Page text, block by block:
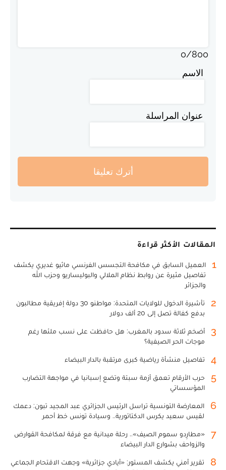
0/800
الاسم
عنوان المراسلة
أترك تعليقا
المقالات الأكثر قراءة
1
العميل السابق في مكافحة التجسس الفرنسي ماثيو غديري يكشف
تفاصيل مثيرة عن روابط نظام الملالي والبوليساريو وحزب الله
والجزائر
2
تأشيرة الدخول للولايات المتحدة: مواطنو 30 دولة إفريقية مطالبون
بدفع كفالة تصل إلى 20 ألف دولار
3
أضخم ثلاثة سدود بالمغرب: هل حافظت على نسب ملئها رغم
موجات الحر الصيفية؟
4 تفاصيل منشأة رياضية كبرى مرتقبة بالدار البيضاء
5
حرب الأرقام تعمق أزمة سبتة وتضع إسبانيا في مواجهة التضارب
المؤسساتي
6
المعارضة التونسية تراسل الرئيس الجزائري عبد المجيد تبون: دعمك
لقيس سعيد يكرس الدكتاتورية.. وسيادة تونس خط أحمر
7
«مطارِدو سموم الصيف».. رحلة ميدانية مع فرقة لمكافحة القوارض
والزواحف بشوارع الدار البيضاء
8
تقرير أمني يكشف المستور: «أيادي جزائرية» وجهت الاقتحام الجماعي